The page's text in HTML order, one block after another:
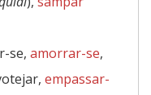
se, amorrar-se,
empassar-